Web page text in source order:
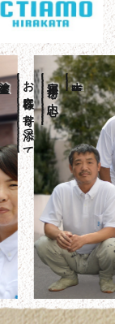
大阪府枚方市・交野市・
寝屋川市を中心に、
お客様に寄り添って
事を
水工事